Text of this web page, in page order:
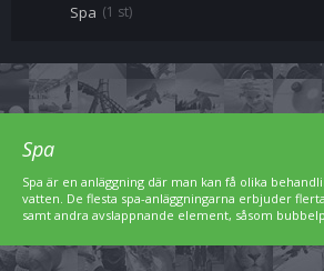
Spa (1 st)
Spa
Spa är en anläggning där man kan få olika
vatten. De flesta spa-anläggningarna erbjuder
samt andra avslappnande element, såsom